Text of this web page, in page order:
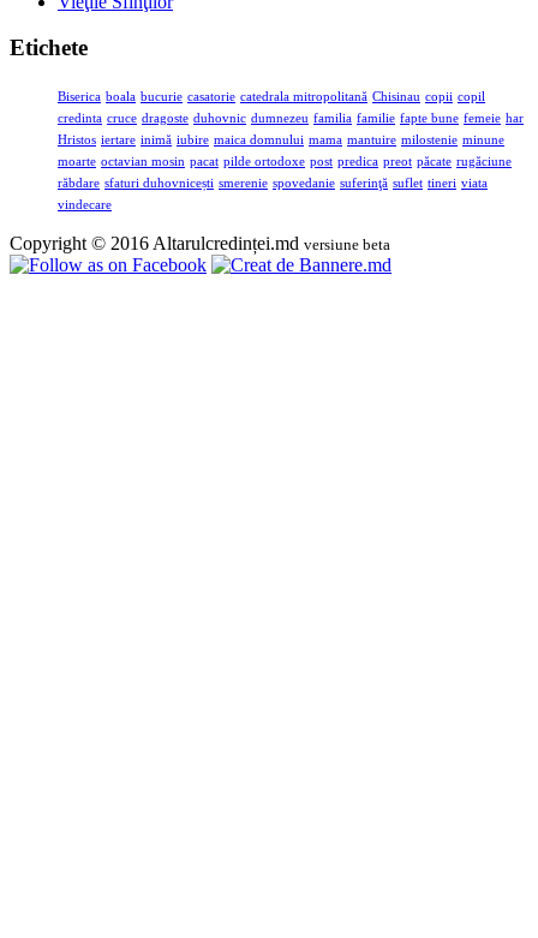
Etichete
Biserica boala bucurie casatorie catedrala mitropolitană Chisinau copii copil
credinta cruce dragoste duhovnic dumnezeu familia familie fapte bune femeie har
Hristos iertare inimă iubire maica domnului mama mantuire milostenie minune
moarte octavian mosin pacat pilde ortodoxe post predica preot păcate rugăciune
răbdare sfaturi duhovnicești smerenie spovedanie suferinţă suflet tineri viata
vindecare
Copyright © 2016 Altarulcredinței.md versiune beta